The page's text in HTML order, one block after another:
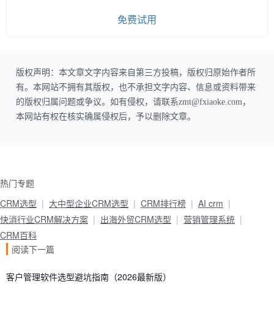
免费试用
版权声明：本文章文字内容来自第三方投稿，版权归原始作者所
有。本网站不拥有其版权，也不承担文字内容、信息或资料带来
的版权归属问题或争议。如有侵权，请联系zmt@fxiaoke.com，
本网站有权在核实确属侵权后，予以删除文章。
热门专题
CRM选型
大中型企业CRM选型 CRM排行榜
AI crm
快消行业CRM解决方案
出海外贸CRM选型
营销管理系统
CRM百科
阅读下一篇
客户管理软件选型避坑指南（2026最新版）